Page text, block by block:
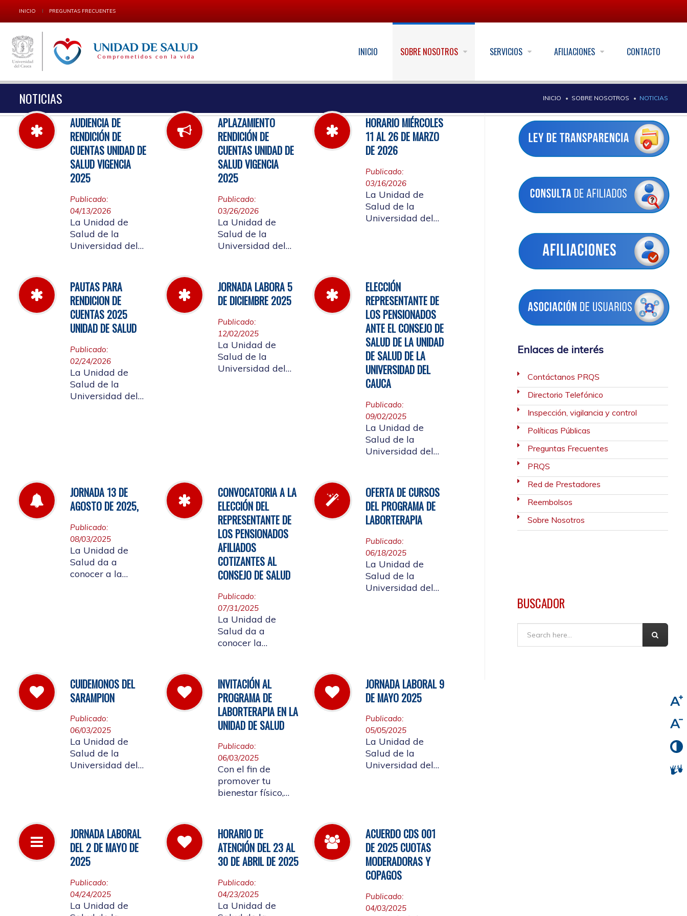
INICIO PREGUNTAS FRECUENTES
INICIO SOBRE NOSOTROS SERVICIOS AFILIACIONES CONTACTO
NOTICIAS INICIO SOBRE NOSOTROS NOTICIAS
AUDIENCIA DE
RENDICIÓN DE
CUENTAS UNIDAD DE
SALUD VIGENCIA
2025
Publicado:
04/13/2026
La Unidad de
Salud de la
Universidad del
universitaria y a la
comunidad en
general, las
pautas para la
rendición de
2025.
APLAZAMIENTO
RENDICIÓN DE
CUENTAS UNIDAD DE
SALUD VIGENCIA
2025
Publicado:
03/26/2026
La Unidad de
Salud de la
Universidad del
universitaria
afiliada, y a la
ciudadanía en
general, que se
aplaza el evento
de Rendición de
Cuentas año 2025
HORARIO MIÉRCOLES
11 AL 26 DE MARZO
DE 2026
Publicado:
03/16/2026
La Unidad de
Salud de la
Universidad del
marzo hasta el
jueves 26 de
marzo de 2026
PAUTAS PARA
RENDICION DE
CUENTAS 2025
UNIDAD DE SALUD
Publicado:
02/24/2026
La Unidad de
Salud de la
Universidad del
pautas para la
Audiencia Pública
de Rendición de
Cuentas año
k2025
JORNADA LABORA 5
DE DICIEMBRE 2025
Publicado:
12/02/2025
La Unidad de
Salud de la
Universidad del
ELECCIÓN
REPRESENTANTE DE
LOS PENSIONADOS
ANTE EL CONSEJO DE
SALUD DE LA UNIDAD
DE SALUD DE LA
UNIVERSIDAD DEL
CAUCA
Publicado:
09/02/2025
La Unidad de
Salud de la
Universidad del
elección del
candidato que
representará a los
Pensionados en el
JORNADA 13 DE
AGOSTO DE 2025,
Publicado:
08/03/2025
La Unidad de
Salud da a
conocer a la
habrá atención en
las instalaciones
de la entidad.
CONVOCATORIA A LA
ELECCIÓN DEL
REPRESENTANTE DE
LOS PENSIONADOS
AFILIADOS
COTIZANTES AL
CONSEJO DE SALUD
Publicado:
07/31/2025
La Unidad de
Salud da a
conocer la
julio de 2025 Por
la cual se convoca
a la elección del
Representante de
los Pensionados
cotizantes al
Consejo de Salud
OFERTA DE CURSOS
DEL PROGRAMA DE
LABORTERAPIA
Publicado:
06/18/2025
La Unidad de
Salud de la
Universidad del
Universitaria
Afiliada a
participar en ellos.
CUIDEMONOS DEL
SARAMPION
Publicado:
06/03/2025
La Unidad de
Salud de la
Universidad del
contagiarlo a otras
personas. La
vacuna es segura
a combatir el virus
INVITACIÓN AL
PROGRAMA DE
LABORTERAPIA EN LA
UNIDAD DE SALUD
Publicado:
06/03/2025
Con el fin de
promover tu
bienestar físico,
Unidad de Salud
realizará la
apertura de
Laborterapia
JORNADA LABORAL 9
DE MAYO 2025
Publicado:
05/05/2025
La Unidad de
Salud de la
Universidad del
JORNADA LABORAL
DEL 2 DE MAYO DE
2025
Publicado:
04/24/2025
La Unidad de
HORARIO DE
ATENCIÓN DEL 23 AL
30 DE ABRIL DE 2025
Publicado:
04/23/2025
La Unidad de
ACUERDO CDS 001
DE 2025 CUOTAS
MODERADORAS Y
COPAGOS
Publicado:
04/03/2025
Enlaces de interés
Contáctanos PRQS
Directorio Telefónico
Inspección, vigilancia y control
Políticas Públicas
Preguntas Frecuentes
PRQS
Red de Prestadores
Reembolsos
Sobre Nosotros
BUSCADOR
Buscar